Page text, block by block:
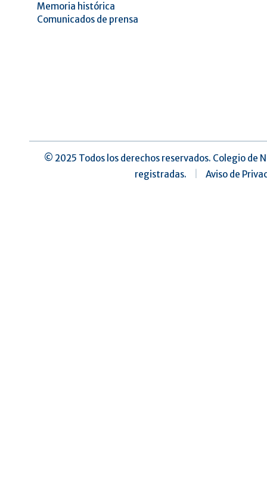
Memoria histórica
Comunicados de prensa
©️ 2025 Todos los derechos reservados. Colegio
registradas.
Aviso de